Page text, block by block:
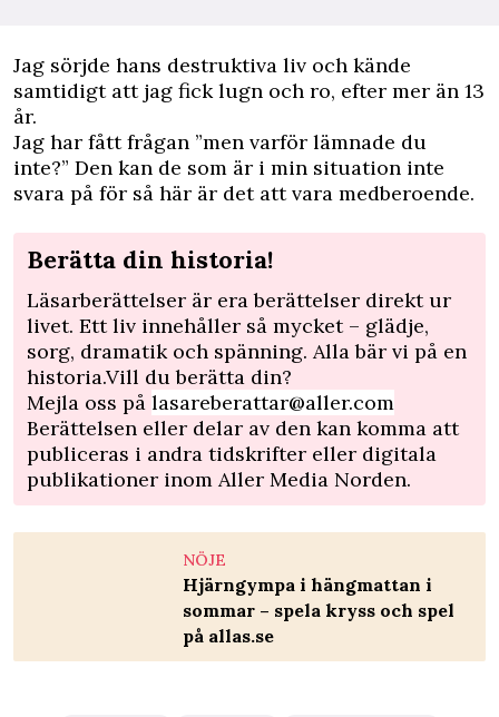
Jag sörjde hans destruktiva liv och kände
samtidigt att jag fick lugn och ro, efter mer än 13
år.
Jag har fått frågan ”men varför lämnade du
inte?” Den kan de som är i min situation inte
svara på för så här är det att vara medberoende.
Berätta din historia!
Läsarberättelser är era berättelser direkt ur
livet. Ett liv innehåller så mycket – glädje,
sorg, dramatik och spänning. Alla bär vi på en
historia.Vill du berätta din?
Mejla oss på lasareberattar@aller.com
Berättelsen eller delar av den kan komma att
publiceras i andra tidskrifter eller digitala
publikationer inom Aller Media Norden.
NÖJE
Hjärngympa i hängmattan i
sommar – spela kryss och spel
på allas.se